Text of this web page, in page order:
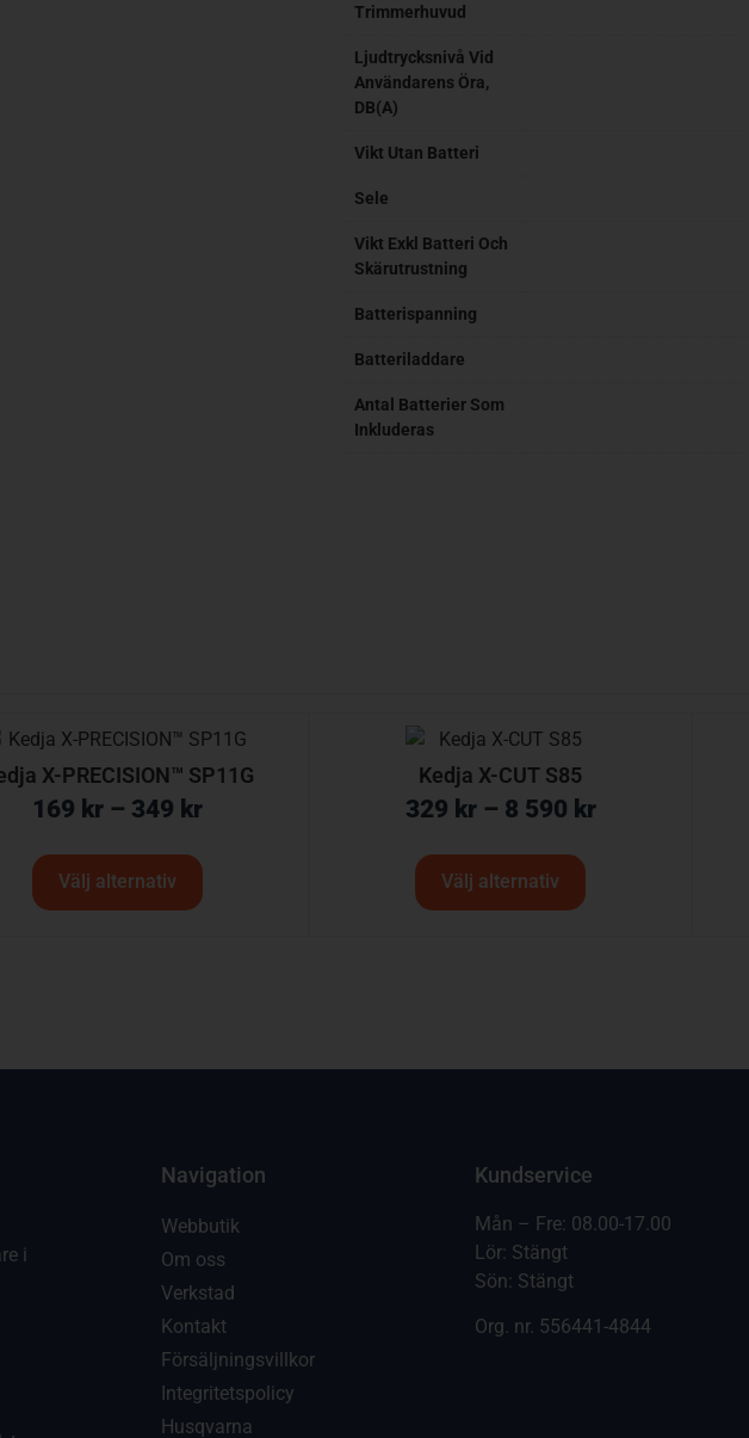
Trimmerhuvud
Ljudtrycksnivå Vid
Användarens Öra,
DB(A)
Vikt Utan Batteri
Sele
Vikt Exkl Batteri Och
Skärutrustning
Batterispanning
Batteriladdare
Antal Batterier Som
Inkluderas
X-PRECISION™ SP11G
169 kr – 349 kr
Välj alternativ
Kedja X-CUT S85
329 kr – 8 590 kr
Välj alternativ
i
Navigation
Webbutik
Om oss
Verkstad
Kontakt
Försäljningsvillkor
Integritetspolicy
Husqvarna
Kundservice
Mån – Fre: 08.00-17.00
Lör: Stängt
Sön: Stängt
Org. nr. 556441-4844